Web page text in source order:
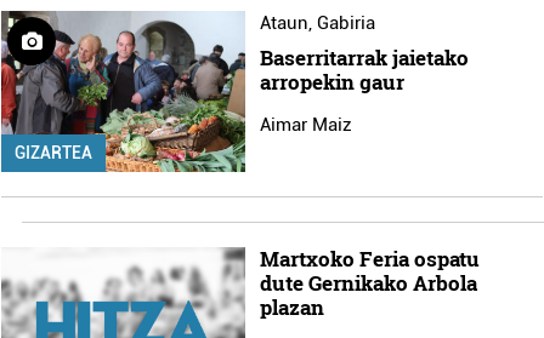
GIZARTEA
Ataun, Gabiria
Baserritarrak jaietako
arropekin gaur
Aimar Maiz
Martxoko Feria ospatu
dute Gernikako Arbola
plazan